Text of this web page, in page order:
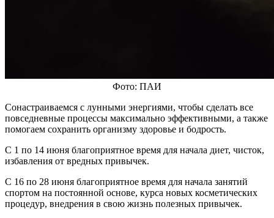
Фото: ПАИ
Сонастраиваемся с лунными энергиями, чтобы сделать все
повседневные процессы максимально эффективными, а также
помогаем сохранить организму здоровье и бодрость.
С 1 по 14 июня благоприятное время для начала диет, чисток,
избавления от вредных привычек.
С 16 по 28 июня благоприятное время для начала занятий
спортом на постоянной основе, курса новых косметических
процедур, внедрения в свою жизнь полезных привычек.